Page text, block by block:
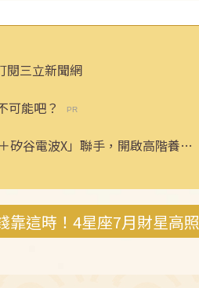
三立新聞網
可能吧？
矽谷電波X」聯手，開啟高階養膚
靠這時！4星座7月財星高照